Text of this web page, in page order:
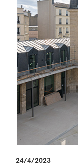
24/4/2023